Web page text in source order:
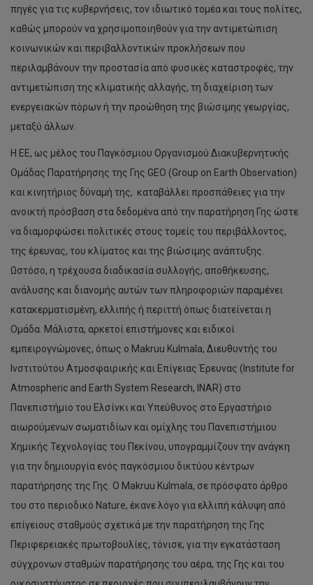
πηγές για τις κυβερνήσεις, τον ιδιωτικό τομέα και τους πολίτες,
καθώς μπορούν να χρησιμοποιηθούν για την αντιμετώπιση
κοινωνικών και περιβαλλοντικών προκλήσεων που
περιλαμβάνουν την προστασία από φυσικές καταστροφές, την
αντιμετώπιση της κλιματικής αλλαγής, τη διαχείριση των
ενεργειακών πόρων ή την προώθηση της βιώσιμης γεωργίας,
μεταξύ άλλων.
Η ΕΕ, ως μέλος του Παγκόσμιου Οργανισμού Διακυβερνητικής
Ομάδας Παρατήρησης της Γης GEO (Group on Earth Observation)
και κινητήριος δύναμή της, καταβάλλει προσπάθειες για την
ανοικτή πρόσβαση στα δεδομένα από την παρατήρηση Γης ώστε
να διαμορφώσει πολιτικές στους τομείς του περιβάλλοντος,
της έρευνας, του κλίματος και της βιώσιμης ανάπτυξης.
Ωστόσο, η τρέχουσα διαδικασία συλλογής, αποθήκευσης,
ανάλυσης και διανομής αυτών των πληροφοριών παραμένει
κατακερματισμένη, ελλιπής ή περιττή όπως διατείνεται η
Ομάδα. Μάλιστα, αρκετοί επιστήμονες και ειδικοί
εμπειρογνώμονες, όπως ο Makruu Kulmala, Διευθυντής του
Ινστιτούτου Ατμοσφαιρικής και Επίγειας Έρευνας (Institute for
Atmospheric and Earth System Research, INAR) στο
Πανεπιστήμιο του Ελσίνκι και Υπεύθυνος στο Εργαστήριο
αιωρούμενων σωματιδίων και ομίχλης του Πανεπιστήμιου
Χημικής Τεχνολογίας του Πεκίνου, υπογραμμίζουν την ανάγκη
για την δημιουργία ενός παγκόσμιου δικτύου κέντρων
παρατήρησης της Γης. Ο Makruu Kulmala, σε πρόσφατο άρθρο
του στο περιοδικό Nature, έκανε λόγο για ελλιπή κάλυψη από
επίγειους σταθμούς σχετικά με την παρατήρηση της Γης.
Περιφερειακές πρωτοβουλίες, τόνισε, για την εγκατάσταση
σύγχρονων σταθμών παρατήρησης του αέρα, της Γης και του